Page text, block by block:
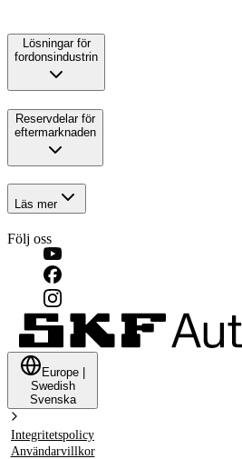
Lösningar för
fordonsindustrin
Reservdelar för
eftermarknaden
Läs mer
Följ oss
Europe
Swedish
Svenska
Integritetspolicy
Användarvillkor